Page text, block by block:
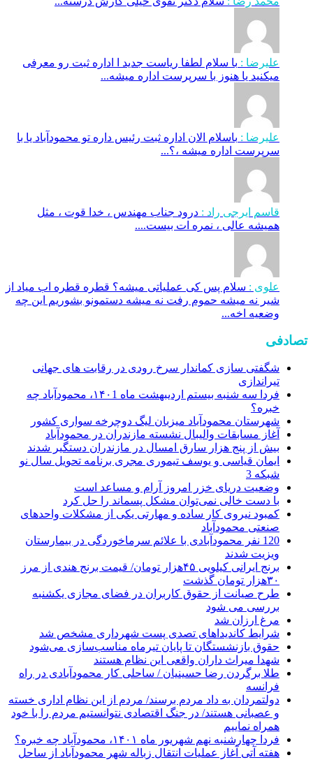
علیرضا : با سلام لطفا ریاست جدید ا اداره ثبت‌ رو معرفی
میکنید یا هنوز با سرپرست اداره‌ میشه...
علیرضا : باسلام الان اداره ثبت رئیس داره تو محمودآباد یا با
سرپرست اداره میشه ،؟...
قاسم ایرجی راد : درود جناب مهندس ، خدا قوت ، مثل
همیشه عالی ، نمره ات بیست....
علوی : سلام پس کی عملیاتی میشه؟ قطره قطره اب میاد از
شیر نه میشه حموم رفت نه میشه دستمونو بشوریم این چه
وضعیه اخه...
تصادفی
شگفتی سازی کماندار سرخ رودی در رقابت های جهانی
تیراندازی
فردا سه شنبه بیستم اردیبهشت ماه ۱۴۰1، محمودآباد چه
خبره؟
شهرستان محمودآباد میزبان لیگ دوچرخه سواری کشور
آغاز مسابقات والیبال نشسته مازندران در محمودآباد
بیش از پنج هزار سارق امسال در مازندران دستگیر شدند
ایمان قیاسی و یوسف تیموری مجری برنامه تحویل سال نو
شبکه 3
وضعیت دریای خزر امروز آرام و مساعد است
با دست خالی نمی‌توان مشکل پسماند را حل کرد
کمبود نیروی کار ساده و مهارتی یکی از مشکلات واحدهای
صنعتی محمودآباد
120 نفر محمودآبادی با علائم سرماخوردگی در بیمارستان
ویزیت شدند
برنج ایرانی کیلویی ۴۵هزار تومان/ قیمت برنج هندی از مرز
۳۰هزار تومان گذشت
طرح صیانت از حقوق کاربران در فضای مجازی یکشنبه
بررسی می شود
مرغ ارزان شد
شرایط کاندیداهای تصدی پست شهرداری مشخص شد
حقوق بازنشستگان تا پایان تیرماه مناسب‌سازی می‌شود
شهدا میراث داران واقعی این نظام هستند
طلا برگردن رضا حسینیان / ساحلی کار محمودآبادی در راه
فرانسه
دولتمردان به داد مردم برسند/ مردم از این نظام اداری خسته
و عصبانی هستند/ در جنگ اقتصادی نتوانستیم مردم را با خود
همراه نماییم
فردا چهارشنبه نهم شهریور ماه ۱۴۰۱، محمودآباد چه خبره؟
هفته آتی آغاز عملیات انتقال زباله شهر محمودآباد از ساحل